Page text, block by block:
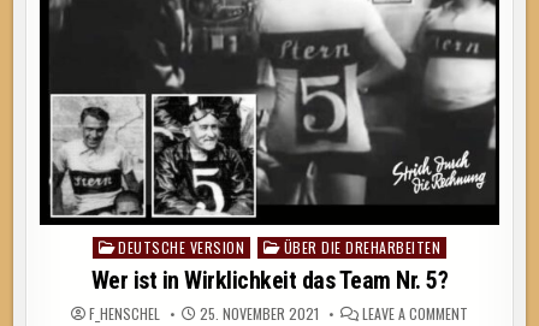
Posted
in
DEUTSCHE VERSION ÜBER DIE DREHARBEITEN
Wer ist in Wirklichkeit das Team Nr. 5?
F_HENSCHEL 25. NOVEMBER 2021 LEAVE A COMMENT